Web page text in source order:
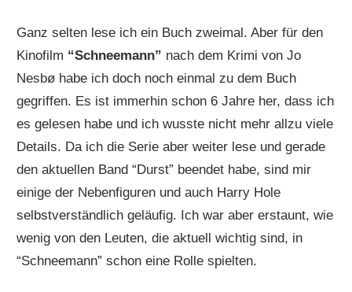
Ganz selten lese ich ein Buch zweimal. Aber für den
Kinofilm “Schneemann” nach dem Krimi von Jo
Nesbø habe ich doch noch einmal zu dem Buch
gegriffen. Es ist immerhin schon 6 Jahre her, dass ich
es gelesen habe und ich wusste nicht mehr allzu viele
Details. Da ich die Serie aber weiter lese und gerade
den aktuellen Band “Durst” beendet habe, sind mir
einige der Nebenfiguren und auch Harry Hole
selbstverständlich geläufig. Ich war aber erstaunt, wie
wenig von den Leuten, die aktuell wichtig sind, in
“Schneemann” schon eine Rolle spielten.